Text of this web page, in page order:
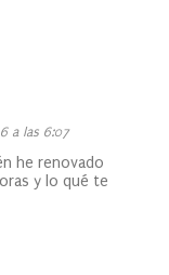
a las 6:07
he renovado
y lo qué te